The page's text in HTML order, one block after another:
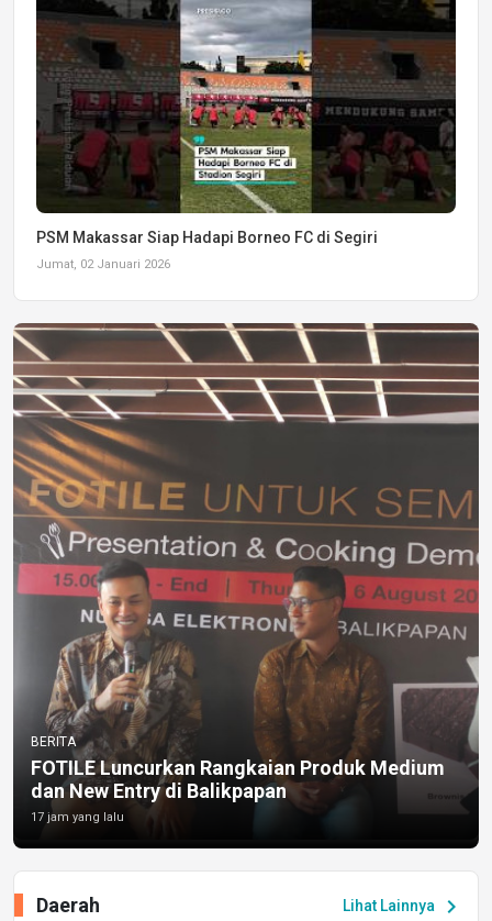
PSM Makassar Siap Hadapi Borneo FC di Segiri
Jumat, 02 Januari 2026
BERITA
FOTILE Luncurkan Rangkaian Produk Medium
dan New Entry di Balikpapan
17 jam yang lalu
Lihat Lainnya chevron_right
Daerah